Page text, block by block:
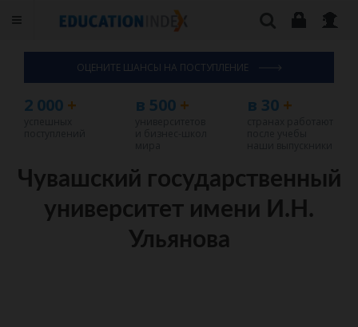
ОЦЕНИТЕ ШАНСЫ НА ПОСТУПЛЕНИЕ
2 000 + в 500 + в 30+
Чувашский государственный
университет имени И.Н.
Ульянова